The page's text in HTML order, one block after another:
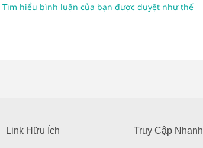
Tìm hiểu bình luận của bạn được duyệt như thế
Link Hữu Ích Truy Cập Nhanh